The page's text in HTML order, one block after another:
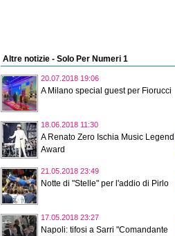
Altre notizie - Solo Per Numeri 1
20.07.2018 19:06
A Milano special guest per Fiorucci
18.06.2018 11:30
A Renato Zero Ischia Music Legend
Award
21.05.2018 23:49
Notte di "Stelle" per l'addio di Pirlo
17.05.2018 23:27
Napoli: tifosi a Sarri "Comandante